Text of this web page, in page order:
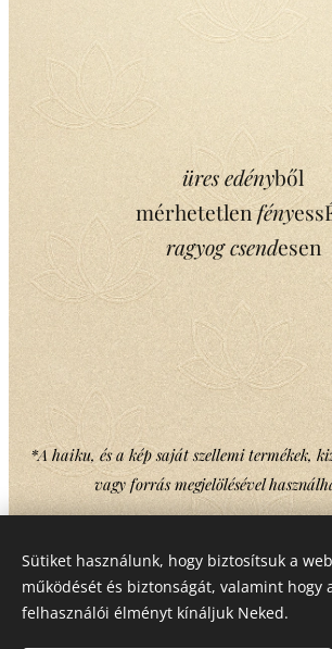
üres edényből
mérhetetlenfény
ragyog csendesen
*A haiku, és a kép saját szellemi termékek,
vagy forrás megjelölésével
Share
Sütiket használunk, hogy biztosítsuk a
működését és biztonságát, valamint hogy
felhasználói élményt kínáljuk Neked.